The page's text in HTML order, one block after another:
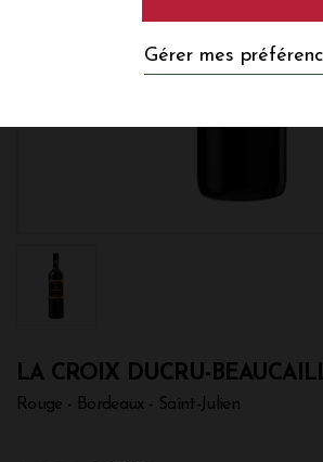
Gérer mes
LA CROIX DUCRU-
Rouge - Bordeaux - Saint-Julien